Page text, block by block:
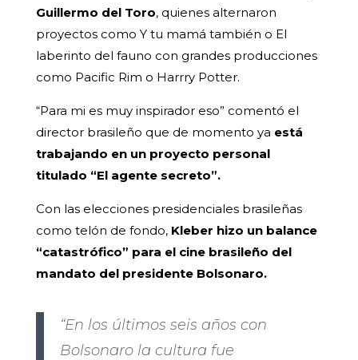
Guillermo del Toro, quienes alternaron
proyectos como Y tu mamá también o El
laberinto del fauno con grandes producciones
como Pacific Rim o Harrry Potter.
“Para mi es muy inspirador eso” comentó el
director brasileño que de momento ya está
trabajando en un proyecto personal
titulado “El agente secreto”.
Con las elecciones presidenciales brasileñas
como telón de fondo, Kleber hizo un balance
“catastrófico” para el cine brasileño del
mandato del presidente Bolsonaro.
“En los últimos seis años con
Bolsonaro la cultura fue